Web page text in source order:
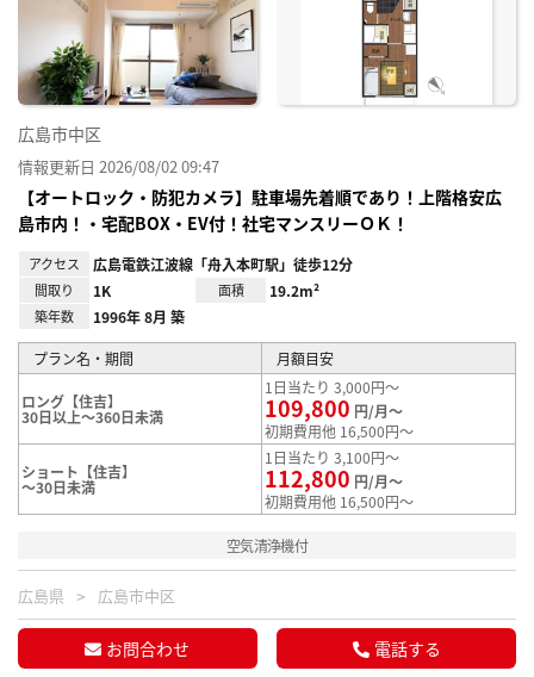
広島市中区
情報更新日 2026/08/02 09:47
【オートロック・防犯カメラ】駐車場先着順であり！上階格安広
島市内！・宅配BOX・EV付！社宅マンスリーＯＫ！
アクセス 広島電鉄江波線「舟入本町駅」徒歩12分
間取り 1K 面積 19.2m²
築年数 1996年 8月 築
プラン名・期間 月額目安
ロング【住吉】
30日以上～360日未満
1日当たり 3,000円～
109,800 円/月～
初期費用他 16,500円～
ショート【住吉】
～30日未満
1日当たり 3,100円～
112,800 円/月～
初期費用他 16,500円～
空気清浄機付
広島県 広島市中区
お問合わせ 電話する